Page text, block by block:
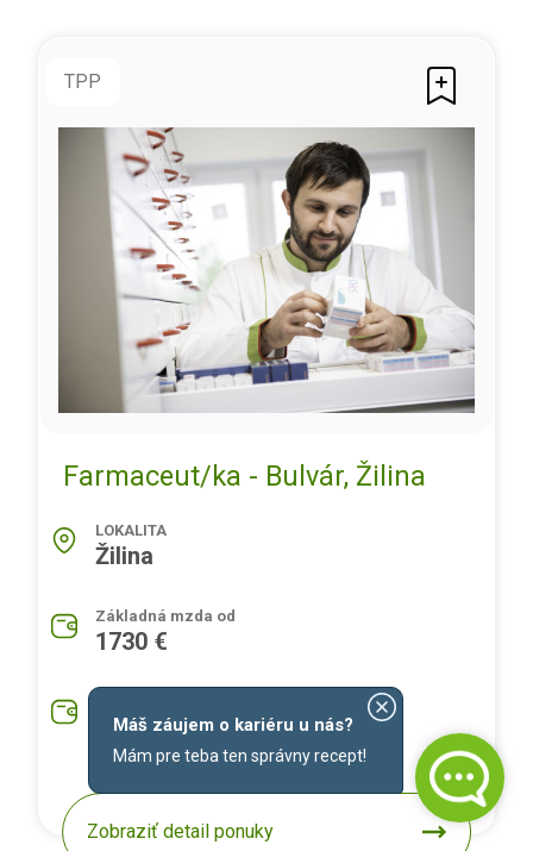
TPP
Farmaceut/ka - Bulvár, Žilina
LOKALITA
Žilina
Základná mzda od
1730 €
1930 €
Zobraziť detail ponuky
Máš záujem o kariéru u nás?
Mám pre teba ten správny recept!